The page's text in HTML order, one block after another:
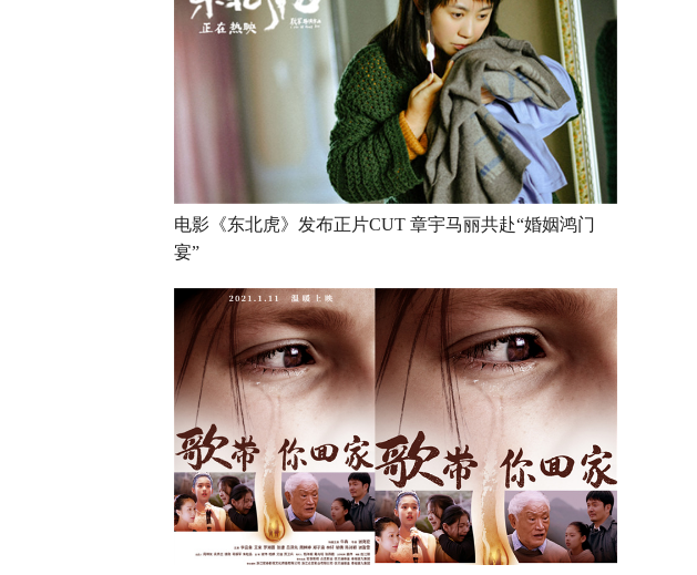
电影《东北虎》发布正片CUT 章宇马丽共赴“婚姻鸿门
宴”